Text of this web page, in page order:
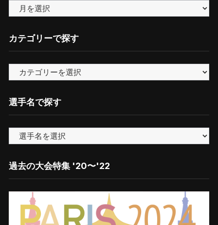
ッ
ク
ナ
カテゴリーで探す
テ
ゴ
リ
す
選手名で探す
過去の大会特集 '20〜'22